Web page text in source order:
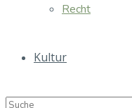
Recht
Kultur